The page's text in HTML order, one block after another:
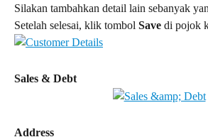
Silakan tambahkan detail lain sebanyak
Setelah selesai, klik tombol Save di pojok
Sales & Debt
Address